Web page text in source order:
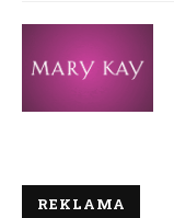
REKLAMA